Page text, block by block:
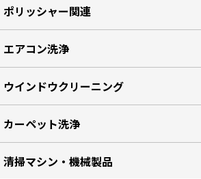
ポリッシャー関連
エアコン洗浄
ウインドウクリーニング
カーペット洗浄
清掃マシン・機械製品